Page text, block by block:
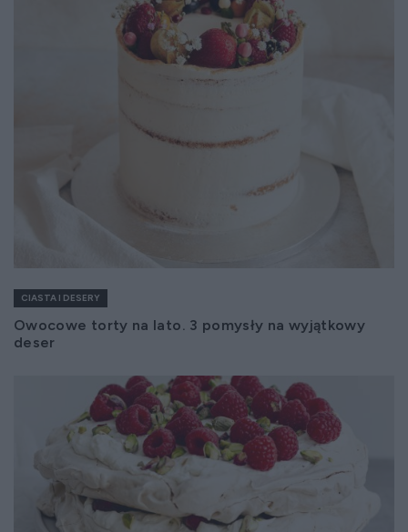
CIASTA I DESERY
Owocowe torty na lato. 3 pomysły na wyjątkowy
deser